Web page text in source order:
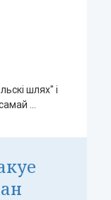
шлях" і
...